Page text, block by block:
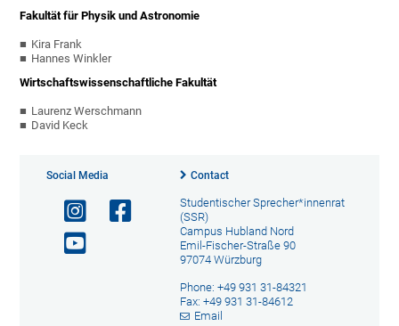
Fakultät für Physik und Astronomie
Kira Frank
Hannes Winkler
Wirtschaftswissenschaftliche Fakultät
Laurenz Werschmann
David Keck
Social Media Contact
Studentischer Sprecher*innenrat
(SSR)
Campus Hubland Nord
Emil-Fischer-Straße 90
97074 Würzburg
Phone: +49 931 31-84321
Fax: +49 931 31-84612
Email